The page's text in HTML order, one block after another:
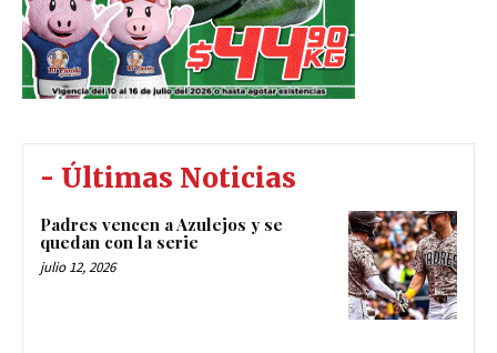
- Últimas Noticias
Padres vencen a Azulejos y se
quedan con la serie
julio 12, 2026